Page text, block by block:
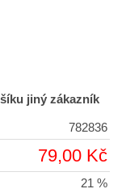
jiný zákazník
782836
79,00 Kč
21 %